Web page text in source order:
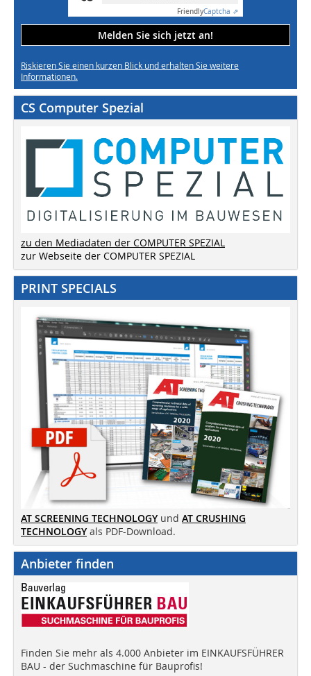
FriendlyCaptcha ⇗
Melden Sie sich jetzt an!
Riskieren Sie einen kurzen Blick und erhalten Sie weitere
Informationen.
CS Computer Spezial
zu den Mediadaten der COMPUTER SPEZIAL
zur Webseite der COMPUTER SPEZIAL
PRINT SPECIALS
AT SCREENING TECHNOLOGY und AT CRUSHING
TECHNOLOGY als PDF-Download.
Anbieter finden
Finden Sie mehr als 4.000 Anbieter im EINKAUFSFÜHRER
BAU - der Suchmaschine für Bauprofis!